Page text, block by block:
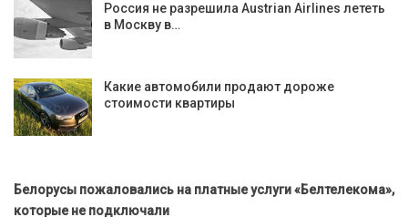
Россия не разрешила Austrian Airlines лететь
в Москву в…
Какие автомобили продают дороже
стоимости квартиры
Белорусы пожаловались на платные услуги «Белтелекома»,
которые не подключали